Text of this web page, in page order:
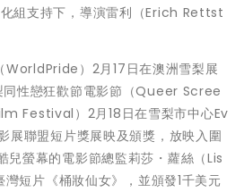
組支持下，導演雷利（Erich Rettst
WorldPride）2月17日在澳洲雪梨展
同性戀狂歡節電影節（Queer Scree
Festival）2月18日在雪梨市中心Ev
展聯盟短片獎展映及頒獎，放映入圍
兒螢幕的電影節總監莉莎・蘿絲（Lis
短片《桶妝仙女》，並頒發1千美元